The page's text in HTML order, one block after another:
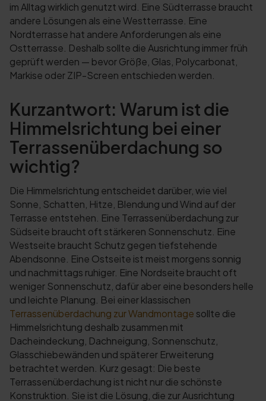
im Alltag wirklich genutzt wird. Eine Südterrasse braucht
andere Lösungen als eine Westterrasse. Eine
Nordterrasse hat andere Anforderungen als eine
Ostterrasse. Deshalb sollte die Ausrichtung immer früh
geprüft werden — bevor Größe, Glas, Polycarbonat,
Markise oder ZIP-Screen entschieden werden.
Kurzantwort: Warum ist die
Himmelsrichtung bei einer
Terrassenüberdachung so
wichtig?
Die Himmelsrichtung entscheidet darüber, wie viel
Sonne, Schatten, Hitze, Blendung und Wind auf der
Terrasse entstehen. Eine Terrassenüberdachung zur
Südseite braucht oft stärkeren Sonnenschutz. Eine
Westseite braucht Schutz gegen tiefstehende
Abendsonne. Eine Ostseite ist meist morgens sonnig
und nachmittags ruhiger. Eine Nordseite braucht oft
weniger Sonnenschutz, dafür aber eine besonders helle
und leichte Planung. Bei einer klassischen
Terrassenüberdachung zur Wandmontage sollte die
Himmelsrichtung deshalb zusammen mit
Dacheindeckung, Dachneigung, Sonnenschutz,
Glasschiebewänden und späterer Erweiterung
betrachtet werden. Kurz gesagt: Die beste
Terrassenüberdachung ist nicht nur die schönste
Konstruktion. Sie ist die Lösung, die zur Ausrichtung